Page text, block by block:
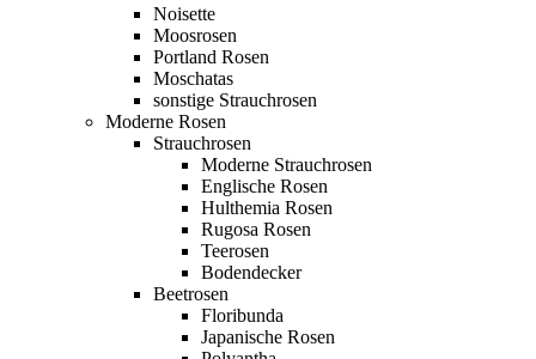
Noisette
Moosrosen
Portland Rosen
Moschatas
sonstige Strauchrosen
Moderne Rosen
Strauchrosen
Moderne Strauchrosen
Englische Rosen
Hulthemia Rosen
Rugosa Rosen
Teerosen
Bodendecker
Beetrosen
Floribunda
Japanische Rosen